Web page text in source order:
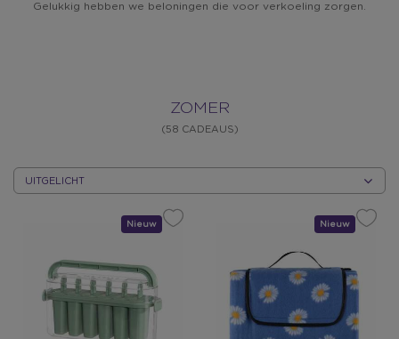
Gelukkig hebben we beloningen die voor verkoeling zorgen.
ZOMER
(58 CADEAUS)
SORTEER
OP
Nieuw
Cadeau Nieuw
Cadeau